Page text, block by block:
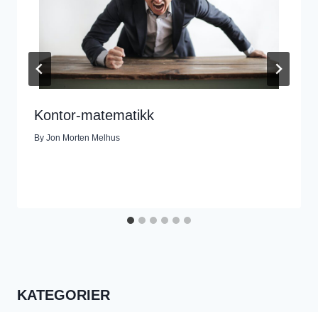
Kontor-matematikk
By Jon Morten Melhus
KATEGORIER